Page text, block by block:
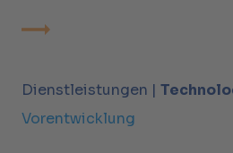
Dienstleistungen |
Vorentwicklung